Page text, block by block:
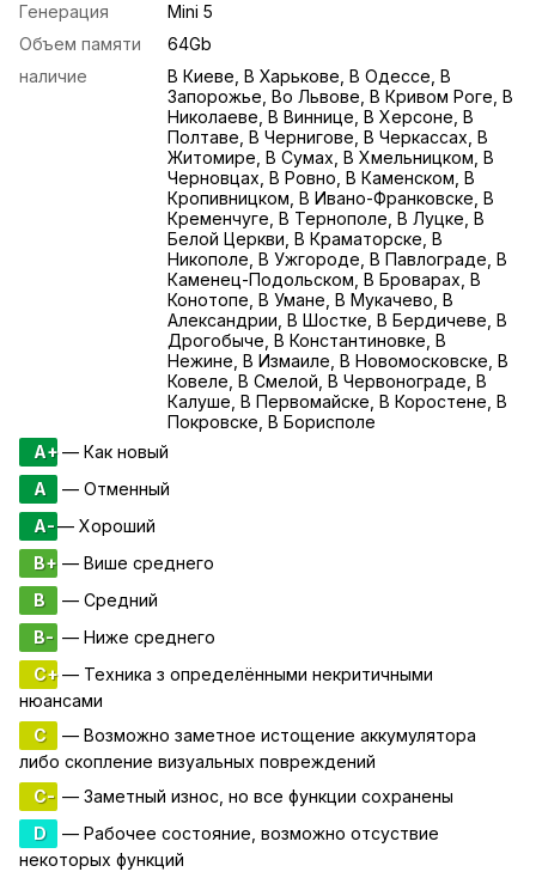
Генерация
Mini 5
Объем памяти
64Gb
наличие
В Киеве, В Харькове, В Одессе, В
Запорожье, Во Львове, В Кривом Роге, В
Николаеве, В Виннице, В Херсоне, В
Полтаве, В Чернигове, В Черкассах, В
Житомире, В Сумах, В Хмельницком, В
Черновцах, В Ровно, В Каменском, В
Кропивницком, В Ивано-Франковске, В
Кременчуге, В Тернополе, В Луцке, В
Белой Церкви, В Краматорске, В
Никополе, В Ужгороде, В Павлограде, В
Каменец-Подольском, В Броварах, В
Конотопе, В Умане, В Мукачево, В
Александрии, В Шостке, В Бердичеве, В
Дрогобыче, В Константиновке, В
Нежине, В Измаиле, В Новомосковске, В
Ковеле, В Смелой, В Червонограде, В
Калуше, В Первомайске, В Коростене, В
Покровске, В Борисполе
A+— Как новый
A
— Отменный
A-— Хороший
B+ — Више среднего
B
— Средний
B- — Ниже среднего
C+— Техника з определёнными некритичными
нюансами
C
— Возможно заметное истощение аккумулятора
либо скопление визуальных повреждений
C- — Заметный износ, но все функции сохранены
D
— Рабочее состояние, возможно отсуствие
некоторых функций